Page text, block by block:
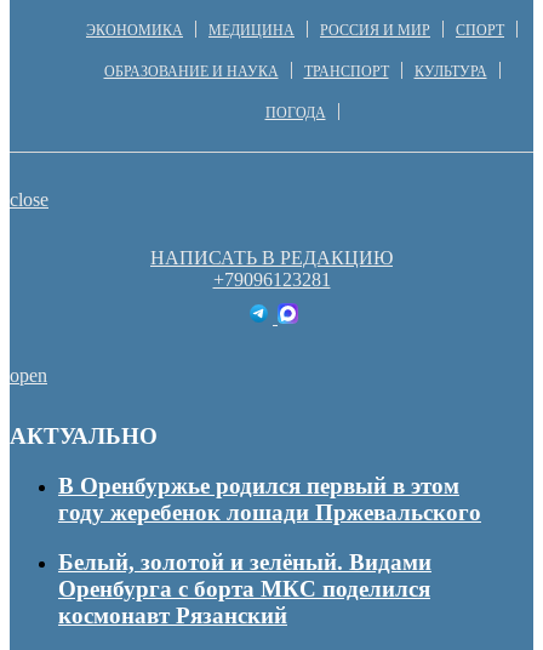
ЭКОНОМИКА МЕДИЦИНА РОССИЯ И МИР СПОРТ
ОБРАЗОВАНИЕ И НАУКА ТРАНСПОРТ КУЛЬТУРА
ПОГОДА
close
НАПИСАТЬ В РЕДАКЦИЮ
+79096123281
open
АКТУАЛЬНО
В Оренбуржье родился первый в этом
году жеребенок лошади Пржевальского
Белый, золотой и зелёный. Видами
Оренбурга с борта МКС поделился
космонавт Рязанский